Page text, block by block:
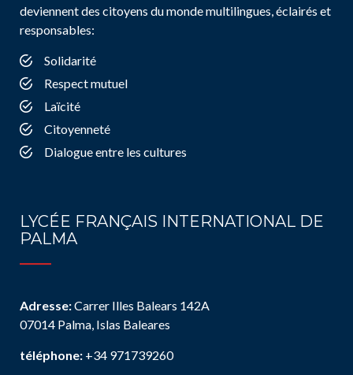
deviennent des citoyens du monde multilingues, éclairés et
responsables:
Solidarité
Respect mutuel
Laïcité
Citoyenneté
Dialogue entre les cultures
LYCÉE FRANÇAIS INTERNATIONAL DE
PALMA
Adresse:Carrer Illes Balears 142A
07014 Palma, Islas Baleares
téléphone: +34 971739260